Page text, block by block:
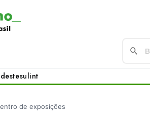
sulint
de exposições